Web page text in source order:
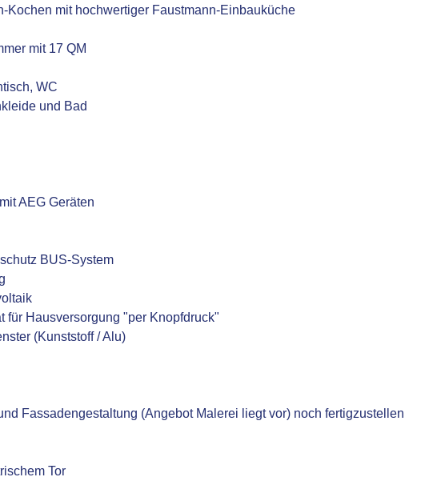
Kochen mit hochwertiger Faustmann-Einbauküche
mit 17 QM
WC
und Bad
AEG Geräten
BUS-System
für Hausversorgung "per Knopfdruck"
(Kunststoff / Alu)
Fassadengestaltung (Angebot Malerei liegt vor) noch fertigzustellen
Tor